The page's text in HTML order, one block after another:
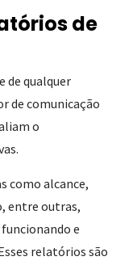
de
de qualquer
de comunicação
o
como alcance,
entre outras,
e
relatórios são